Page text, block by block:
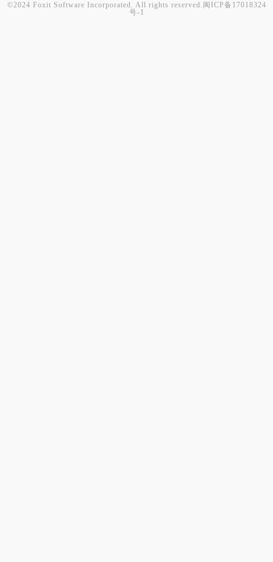
©2024 Foxit Software Incorporated. All rights reserved. 闽ICP备17018324
号-1